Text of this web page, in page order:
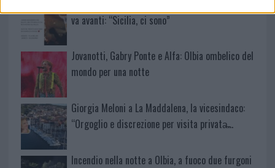
va avanti: “Sicilia, ci sono”
Jovanotti, Gabry Ponte e Alfa: Olbia ombelico del
mondo per una notte
Giorgia Meloni a La Maddalena, la vicesindaco:
“Orgoglio e discrezione per visita privata̶…
Incendio nella notte a Olbia, a fuoco due furgoni